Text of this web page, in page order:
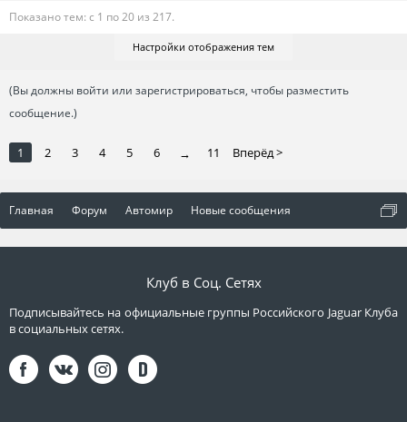
Показано тем: с 1 по 20 из 217.
Настройки отображения тем
(Вы должны войти или зарегистрироваться, чтобы разместить
сообщение.)
1 2 3 4 5 6 → 11 Вперёд >
Главная Форум Автомир Новые сообщения
Клуб в Соц. Сетях
Подписывайтесь на официальные группы Российского Jaguar Клуба
в социальных сетях.